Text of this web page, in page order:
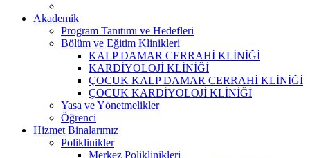
Akademik
Program Tanıtımı ve Hedefleri
Bölüm ve Eğitim Klinikleri
KALP DAMAR CERRAHİ KLİNİĞİ
KARDİYOLOJİ KLİNİĞİ
ÇOCUK KALP DAMAR CERRAHİ KLİNİĞİ
ÇOCUK KARDİYOLOJİ KLİNİĞİ
Yasa ve Yönetmelikler
Öğrenci
Hizmet Binalarımız
Poliklinikler
Merkez Poliklinikleri